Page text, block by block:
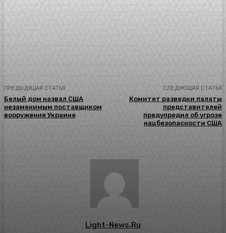
ПРЕДЫДУЩАЯ СТАТЬЯ
Белый дом назвал США
незаменимым поставщиком
вооружения Украине
СЛЕДУЮЩАЯ СТАТЬЯ
Комитет разведки палаты
представителей
предупредил об угрозе
нацбезопасности США
Light-News.ru